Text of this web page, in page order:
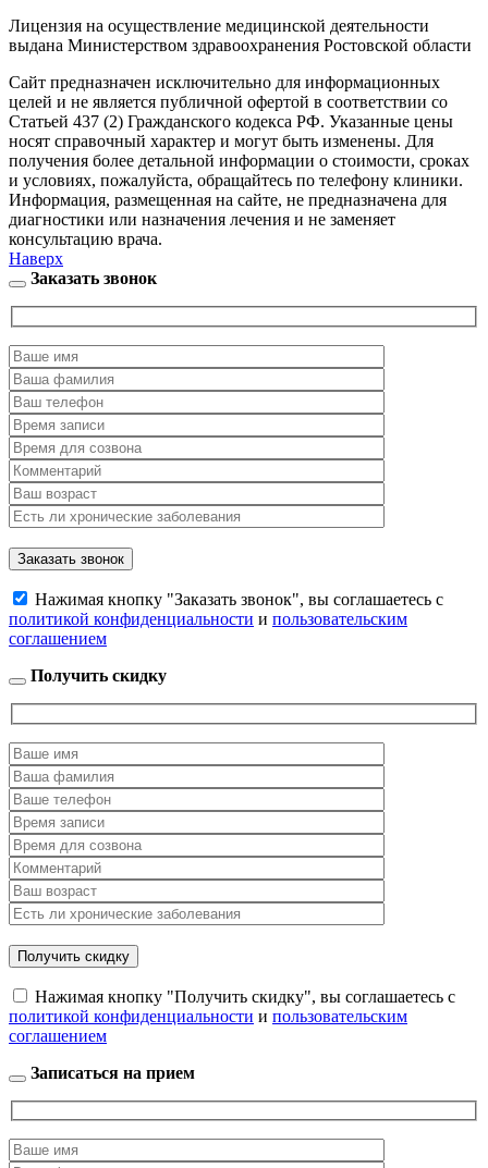
Лицензия на осуществление медицинской деятельности
выдана Министерством здравоохранения Ростовской области
Сайт предназначен исключительно для информационных
целей и не является публичной офертой в соответствии со
Статьей 437 (2) Гражданского кодекса РФ. Указанные цены
носят справочный характер и могут быть изменены. Для
получения более детальной информации о стоимости, сроках
и условиях, пожалуйста, обращайтесь по телефону клиники.
Информация, размещенная на сайте, не предназначена для
диагностики или назначения лечения и не заменяет
консультацию врача.
Наверх
Заказать звонок
Нажимая кнопку "Заказать звонок", вы соглашаетесь с
политикой конфиденциальности и пользовательским
соглашением
Получить скидку
Нажимая кнопку "Получить скидку", вы соглашаетесь с
политикой конфиденциальности и пользовательским
соглашением
Записаться на прием